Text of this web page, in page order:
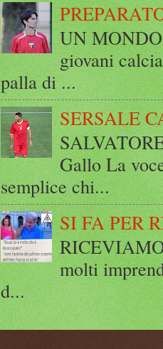
UN
giovani
palla di ...
SERSALE
Gallo La
semplice chi...
SI FA PER
molti
d...